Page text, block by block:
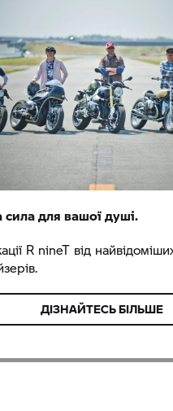
сила для вашої душі.
R nineT від
ДІЗНАЙТЕСЬ БІЛЬШЕ